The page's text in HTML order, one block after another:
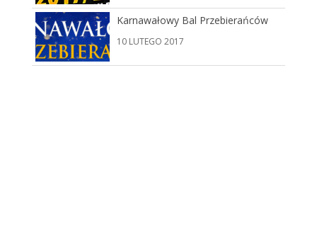
Karnawałowy Bal Przebierańców
10 LUTEGO 2017